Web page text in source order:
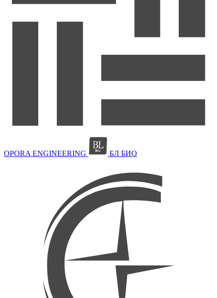
OPORA ENGINEERING БЛ БИО